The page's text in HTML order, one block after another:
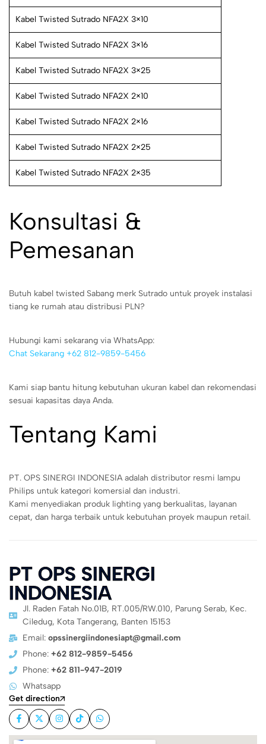
Kabel Twisted Sutrado NFA2X 3×10
Kabel Twisted Sutrado NFA2X 3×16
Kabel Twisted Sutrado NFA2X 3×25
Kabel Twisted Sutrado NFA2X 2×10
Kabel Twisted Sutrado NFA2X 2×16
Kabel Twisted Sutrado NFA2X 2×25
Kabel Twisted Sutrado NFA2X 2×35
Konsultasi &
Pemesanan
Butuh kabel twisted Sabang merk Sutrado untuk proyek instalasi
tiang ke rumah atau distribusi PLN?
Hubungi kami sekarang via WhatsApp:
Chat Sekarang +62 812-9859-5456
Kami siap bantu hitung kebutuhan ukuran kabel dan rekomendasi
sesuai kapasitas daya Anda.
Tentang Kami
PT. OPS SINERGI INDONESIA adalah distributor resmi lampu
Philips untuk kategori komersial dan industri.
Kami menyediakan produk lighting yang berkualitas, layanan
cepat, dan harga terbaik untuk kebutuhan proyek maupun retail.
PT OPS SINERGI
INDONESIA
Jl. Raden Fatah No.01B, RT.005/RW.010, Parung Serab, Kec.
Ciledug, Kota Tangerang, Banten 15153
Email: opssinergiindonesiapt@gmail.com
Phone: +62 812-9859-5456
Phone: +62 811-947-2019
Whatsapp
Get direction